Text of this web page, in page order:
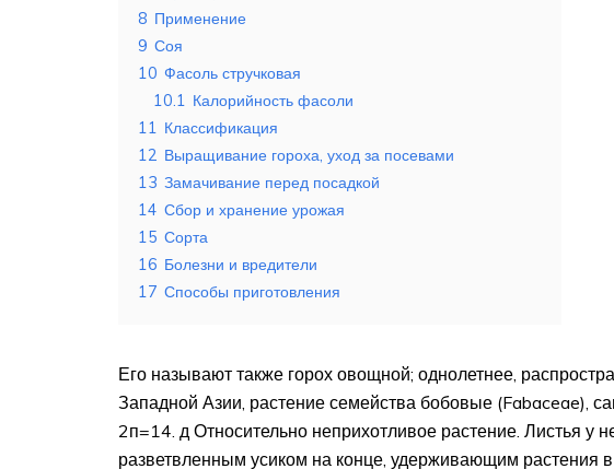
8 Применение
9 Соя
10 Фасоль стручковая
10.1 Калорийность фасоли
11 Классификация
12 Выращивание гороха, уход за посевами
13 Замачивание перед посадкой
14 Сбор и хранение урожая
15 Сорта
16 Болезни и вредители
17 Способы приготовления
Его называют также горох овощной; однолетнее,
Западной Азии, растение семейства бобовые (Fabaceae),
2п=14. д Относительно неприхотливое растение. Листья у
разветвленным усиком на конце, удерживающим растения